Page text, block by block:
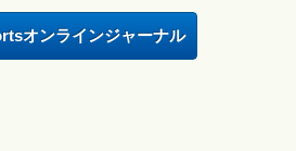
オンラインジャーナル